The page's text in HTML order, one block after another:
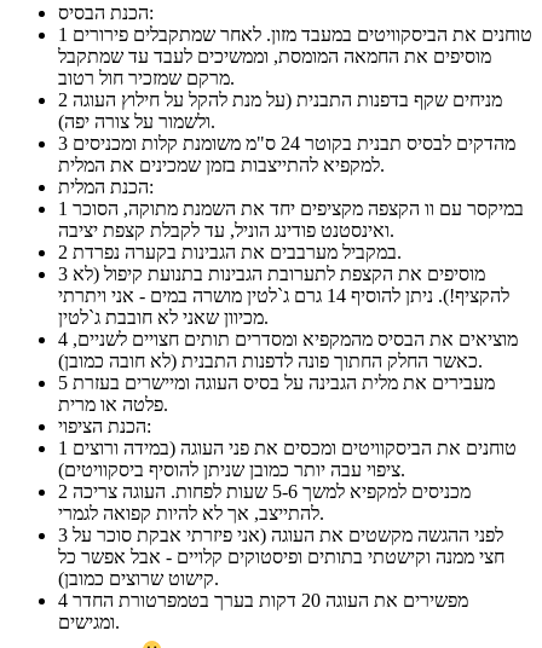
הכנת הבסיס:
1
מוסיפים את החמאה המומסת, וממשיכים לעבד עד שמתקבל
מרקם שמזכיר חול רטוב.
2
ולשמור על צורה יפה).
3
למקפיא להתייצבות בזמן שמכינים את המלית.
הכנת המלית:
1
ואינסטנט פודינג הוניל, עד לקבלת קצפת יציבה.
2
במקביל מערבבים את הגבינות בקערה נפרדת.
3
להקציף!). ניתן להוסיף 14 גרם ג`לטין מושרה במים - אני ויתרתי
מכיוון שאני לא חובבת ג`לטין.
4
כאשר החלק החתוך פונה לדפנות התבנית (לא חובה כמובן).
5
פלטה או מרית.
הכנת הציפוי:
1
ציפוי עבה יותר כמובן שניתן להוסיף ביסקוויטים).
2
להתייצב, אך לא להיות קפואה לגמרי.
3
חצי ממנה וקישטתי בתותים ופיסטוקים קלויים - אבל אפשר כל
קישוט שרוצים כמובן).
4
ומגישים.